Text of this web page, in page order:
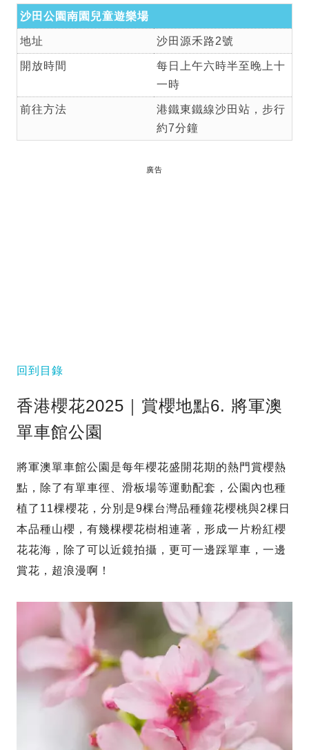
沙田公園南園兒童遊樂場
地址 沙田源禾路2號
開放時間
每日上午六時半至晚上十
一時
前往方法
港鐵東鐵線沙田站，步行
約7分鐘
廣告
回到目錄
香港櫻花2025｜賞櫻地點6. 將軍澳
單車館公園
將軍澳單車館公園是每年櫻花盛開花期的熱門賞櫻熱
點，除了有單車徑、滑板場等運動配套，公園內也種
植了11棵櫻花，分別是9棵台灣品種鐘花櫻桃與2棵日
本品種山櫻，有幾棵櫻花樹相連著，形成一片粉紅櫻
花花海，除了可以近鏡拍攝，更可一邊踩單車，一邊
賞花，超浪漫啊！